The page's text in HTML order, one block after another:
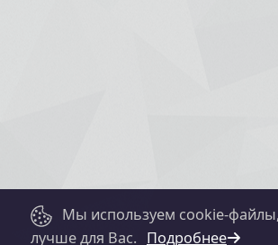
Мы используем cookie-
лучше для Вас. Подробнее